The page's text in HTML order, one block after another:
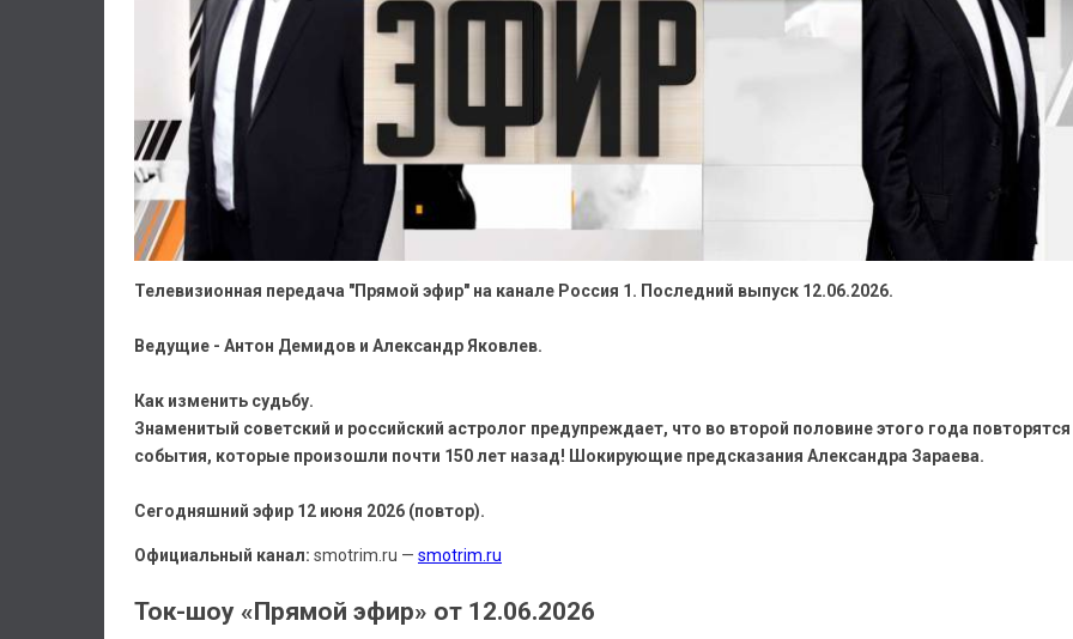
Телевизионная передача "Прямой эфир" на канале Россия 1. Последний выпуск 12.06.2026.
Ведущие - Антон Демидов и Александр Яковлев.
Как изменить судьбу.
Знаменитый советский и российский астролог предупреждает, что во второй половине этого года повторятся
события, которые произошли почти 150 лет назад! Шокирующие предсказания Александра Зараева.
Сегодняшний эфир 12 июня 2026 (повтор).
Официальный канал: smotrim.ru — smotrim.ru
Ток-шоу «Прямой эфир» от 12.06.2026